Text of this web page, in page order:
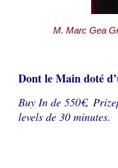
M. Marc Gea
Dont le Main doté
Buy In de 550€,
levels de 30 minutes.